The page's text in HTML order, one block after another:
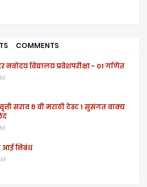
COMMENTS
नवोदय विद्यालय प्रवेशपरीक्षा - 01 गणित
सराव ८ वी मराठी टेस्ट १ सुसंगत वाक्य
आई निबंध